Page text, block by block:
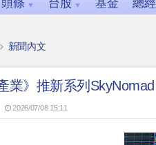
頭條 ▼ 台股 ▼ 基金 總經
新聞內文
業》推新系列
2026/07/08 15:11